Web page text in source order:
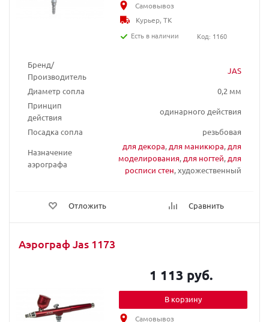
Бренд/
Производитель
JAS
Диаметр сопла
0,2 мм
Принцип
действия
одинарного действия
Посадка сопла
резьбовая
Назначение
аэрографа
для декора, для маникюра, для
моделирования, для ногтей, для
росписи стен, художественный
Отложить Сравнить
Самовывоз
Курьер, ТК
Есть в наличии
Код: 1160
Аэрограф Jas 1173
1 113 руб.
В корзину
Самовывоз